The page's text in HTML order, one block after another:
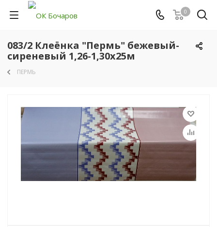
0
083/2 Клеёнка "Пермь" бежевый-
сиреневый 1,26-1,30х25м
ПЕРМЬ